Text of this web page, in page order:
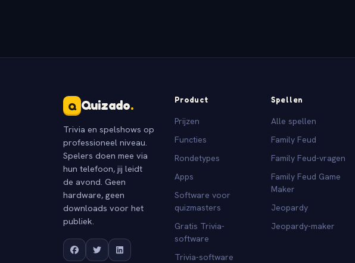
Q Quizado.
Trivia en spelshows op
professioneel niveau.
Spelers doen mee via
hun telefoon, jij leidt
de avond. Geen
hardware, geen
downloads voor het
publiek.
Product
Prijzen
Functies
Rondetypes
Apps
Software voor
quizmasters
Gratis Trivia-
software
Trivia-software
Spellen
Alle spellen
Family Feud
Family Feud-vragen
Family Feud Game
Maker
Jeopardy
Jeopardy-maker